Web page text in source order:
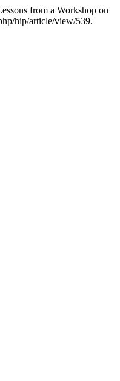
from a Workshop on
hip/article/view/539.